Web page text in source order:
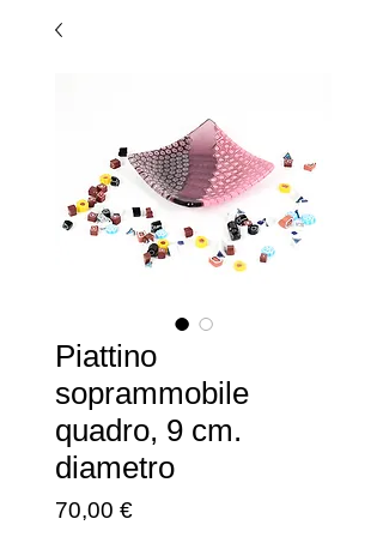
Piattino
soprammobile
quadro, 9 cm.
diametro
70,00 €Prezzo